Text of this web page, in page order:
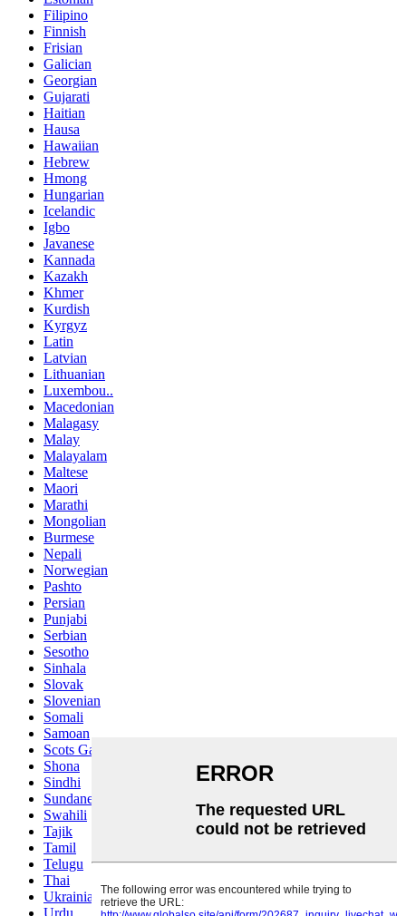
Filipino
Finnish
Frisian
Galician
Georgian
Gujarati
Haitian
Hausa
Hawaiian
Hebrew
Hmong
Hungarian
Icelandic
Igbo
Javanese
Kannada
Kazakh
Khmer
Kurdish
Kyrgyz
Latin
Latvian
Lithuanian
Luxembou..
Macedonian
Malagasy
Malay
Malayalam
Maltese
Maori
Marathi
Mongolian
Burmese
Nepali
Norwegian
Pashto
Persian
Punjabi
Serbian
Sesotho
Sinhala
Slovak
Slovenian
Somali
Samoan
Scots Gaelic
Shona
Sindhi
Sundanese
Swahili
Tajik
Tamil
Telugu
Thai
Ukrainian